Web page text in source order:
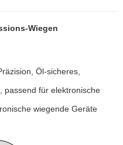
Wiegen
Öl-sicheres,
passend für elektronische
wiegende Geräte